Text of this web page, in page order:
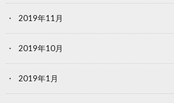
2019年11月
2019年10月
2019年1月